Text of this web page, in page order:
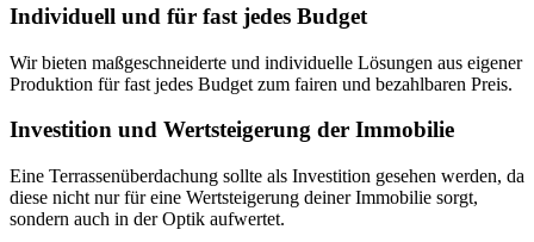
Individuell und für fast jedes Budget
Wir bieten maßgeschneiderte und individuelle Lösungen aus eigener
Produktion für fast jedes Budget zum fairen und bezahlbaren Preis.
Investition und Wertsteigerung der Immobilie
Eine Terrassenüberdachung sollte als Investition gesehen werden, da
diese nicht nur für eine Wertsteigerung deiner Immobilie sorgt,
sondern auch in der Optik aufwertet.